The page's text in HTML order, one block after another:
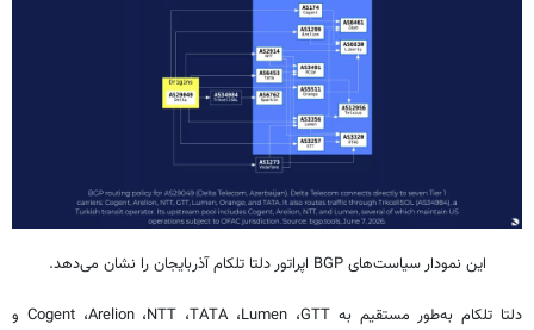
این نمودار سیاست‌های BGP اپراتور دلتا تلکام آذربایجان را نشان می‌دهد.
دلتا تلکام به‌طور مستقیم به Cogent ،Arelion ،NTT ،TATA ،Lumen ،GTT و